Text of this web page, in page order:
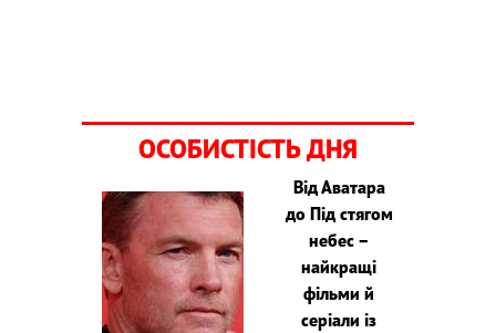
ОСОБИСТІСТЬ ДНЯ
Від Аватара
до Під стягом
небес –
найкращі
фільми й
серіали із